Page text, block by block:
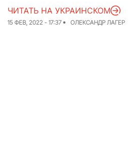
Блог
15 ФЕВ, 2022 - 17:37 ОЛЕКСАНДР ЛАГЕР
ЧИТАТЬ НА УКРАИНСКОМ